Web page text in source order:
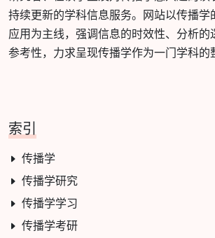
持续更新的学科信息服务。网站以传播学
应用为主线，强调信息的时效性、分析的
参考性，力求呈现传播学作为一门学科的
索引
传播学
传播学研究
传播学学习
传播学考研